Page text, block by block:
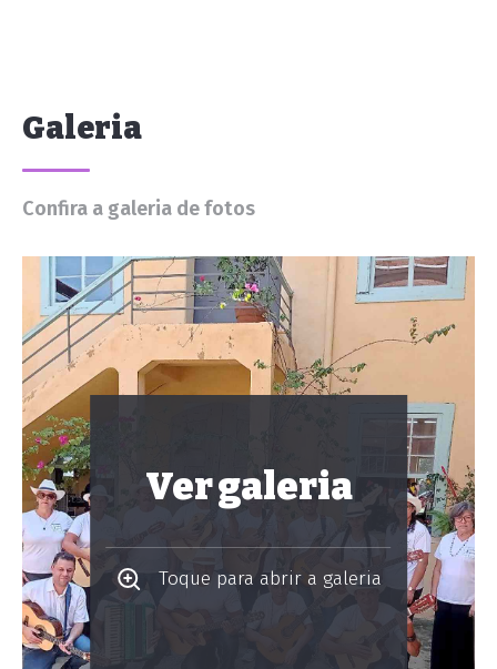
Galeria
Confira a galeria de fotos
Ver galeria
Toque para abrir a galeria